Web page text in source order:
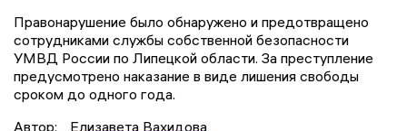
Правонарушение было обнаружено и предотвращено
сотрудниками службы собственной безопасности
УМВД России по Липецкой области. За преступление
предусмотрено наказание в виде лишения свободы
сроком до одного года.
Автор:
Елизавета Вахидова